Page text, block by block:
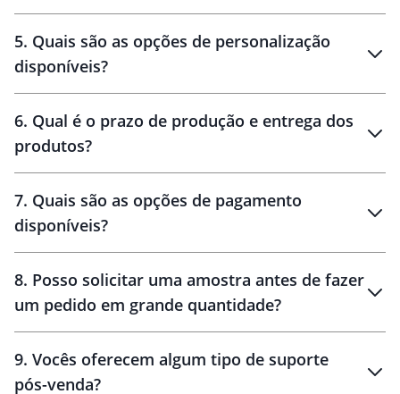
brinde
personalização
amostra virtual
5. Quais são as opções de personalização
disponíveis?
6. Qual é o prazo de produção e entrega dos
produtos?
10 dias
brinde
48 horas
7. Quais são as opções de pagamento
disponíveis?
8. Posso solicitar uma amostra antes de fazer
um pedido em grande quantidade?
9. Vocês oferecem algum tipo de suporte
pós-venda?